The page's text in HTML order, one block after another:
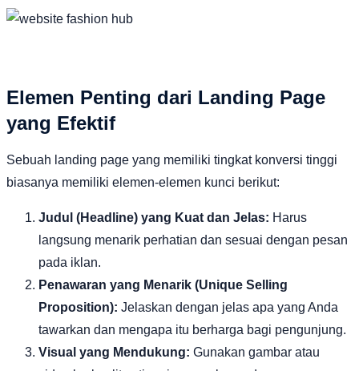
Elemen Penting dari Landing Page
yang Efektif
Sebuah landing page yang memiliki tingkat konversi tinggi
biasanya memiliki elemen-elemen kunci berikut:
Judul (Headline) yang Kuat dan Jelas: Harus
langsung menarik perhatian dan sesuai dengan pesan
pada iklan.
Penawaran yang Menarik (Unique Selling
Proposition): Jelaskan dengan jelas apa yang Anda
tawarkan dan mengapa itu berharga bagi pengunjung.
Visual yang Mendukung: Gunakan gambar atau